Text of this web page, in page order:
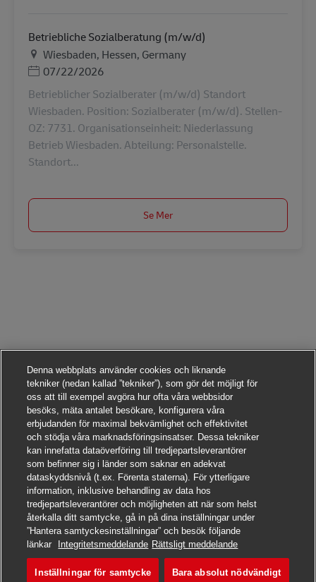
Sök det här jobbet
Betriebliche Sozialberatung (m/w/d)
PlatsWiesbaden, Hessen, Germany
Posted Date
07/22/2026
Betrieblicher Sozialberater (m/w/d) Standort
Wiesbaden. Position: Sozialberater (m/w/d). Stellen-
OZ: 7731. Organisationseinheit: Niederlassung
Betrieb Wiesbaden. Abteilung: Personalstelle.
Standort...
Se Mer
Denna webbplats använder cookies och liknande
tekniker (nedan kallad ”tekniker”), som gör det möjligt för
oss att till exempel avgöra hur ofta våra webbsidor
besöks, mäta antalet besökare, konfigurera våra
erbjudanden för maximal bekvämlighet och effektivitet
och stödja våra marknadsföringsinsatser. Dessa tekniker
kan innefatta dataöverföring till tredjepartsleverantörer
som befinner sig i länder som saknar en adekvat
dataskyddsnivå (t.ex. Förenta staterna). För ytterligare
information, inklusive behandling av data hos
tredjepartsleverantörer och möjligheten att när som helst
återkalla ditt samtycke, gå in på dina inställningar under
”Hantera samtyckesinställningar” och besök följande
länkar
Integritetsmeddelande Rättsligt meddelande
Inställningar för samtycke Bara absolut nödvändigt